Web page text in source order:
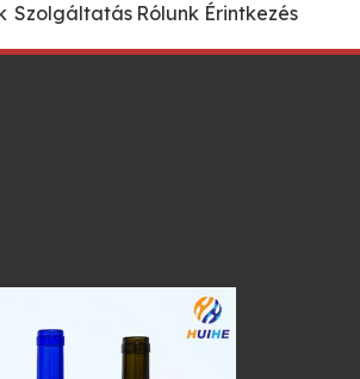
Szolgáltatás Rólunk Érintkezés